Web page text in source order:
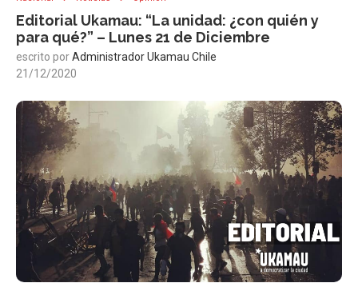
Editorial Ukamau: “La unidad: ¿con quién y
para qué?” – Lunes 21 de Diciembre
escrito porAdministrador Ukamau Chile
21/12/2020